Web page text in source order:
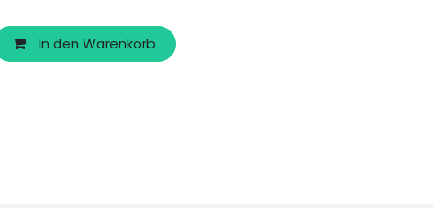
In den Warenkorb